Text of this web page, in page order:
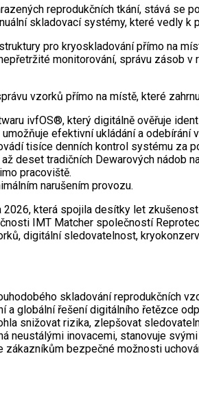
reprodukčních tkání, stává se
skladovací systémy, které vedly
pro kryoskladování přímo na
monitorování, správu zásob
vzorků přímo na místě, které
ivfOS®, který digitálně ověřuje
efektivní ukládání a
tisíce denních kontrol systému za
deset tradičních Dewarových nádob
pracoviště.
narušením provozu.
která spojila desítky let
IMT Matcher společností
digitální sledovatelnost,
skladování reprodukčních
globální řešení digitálního řetězce
snižovat rizika, zlepšovat
neustálými inovacemi, stanovuje
bezpečné možnosti